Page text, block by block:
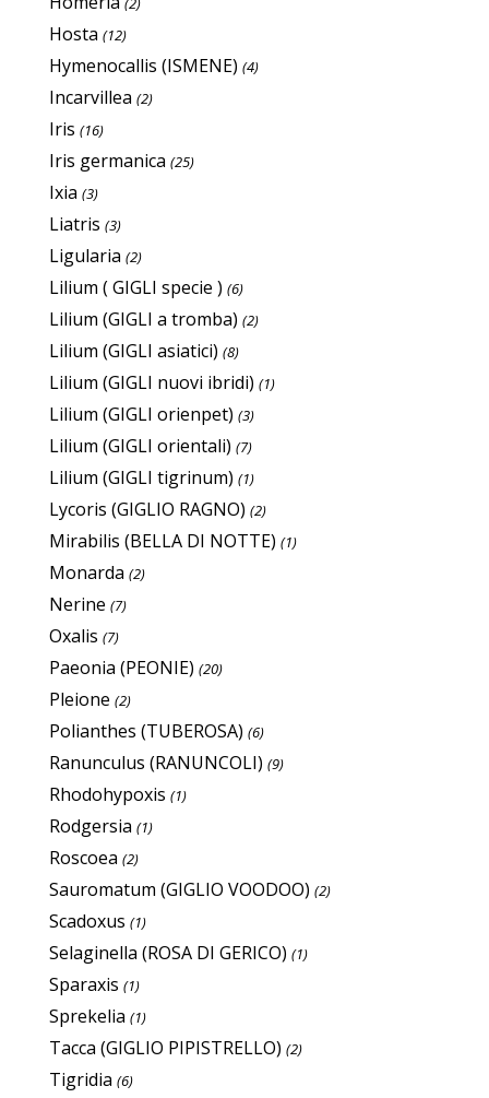
Hosta (12)
Hymenocallis (ISMENE) (4)
Incarvillea (2)
Iris (16)
Iris germanica (25)
Ixia (3)
Liatris (3)
Ligularia (2)
Lilium ( GIGLI specie ) (6)
Lilium (GIGLI a tromba) (2)
Lilium (GIGLI asiatici) (8)
Lilium (GIGLI nuovi ibridi) (1)
Lilium (GIGLI orienpet) (3)
Lilium (GIGLI orientali) (7)
Lilium (GIGLI tigrinum) (1)
Lycoris (GIGLIO RAGNO) (2)
Mirabilis (BELLA DI NOTTE) (1)
Monarda (2)
Nerine (7)
Oxalis (7)
Paeonia (PEONIE) (20)
Pleione (2)
Polianthes (TUBEROSA) (6)
Ranunculus (RANUNCOLI) (9)
Rhodohypoxis (1)
Rodgersia (1)
Roscoea (2)
Sauromatum (GIGLIO VOODOO) (2)
Scadoxus (1)
Selaginella (ROSA DI GERICO) (1)
Sparaxis (1)
Sprekelia (1)
Tacca (GIGLIO PIPISTRELLO) (2)
Tigridia (6)